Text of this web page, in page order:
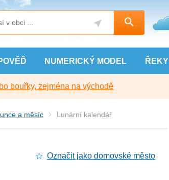
NUMERICKÝ MODEL ŘEKY
bouřky, zejména na východě
a měsíc Lunární kalendář
Označit jako domovské město